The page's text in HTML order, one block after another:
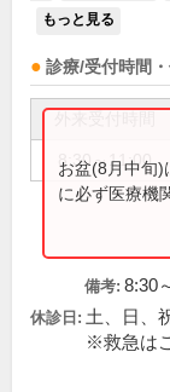
もっと見る
診療/受付時間・
8:30～11:00
お盆(8月中旬)
に必ず医療機
備考: 8:30
休診日: 土、日、
※救急は